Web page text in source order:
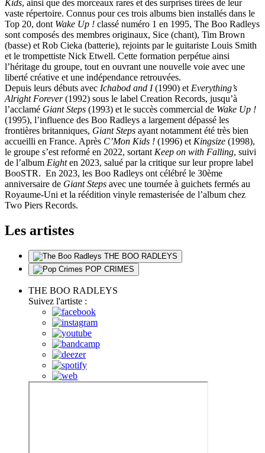
Kids, ainsi que des morceaux rares et des surprises tirées de leur
vaste répertoire. Connus pour ces trois albums bien installés dans le
Top 20, dont Wake Up ! classé numéro 1 en 1995, The Boo Radleys
sont composés des membres originaux, Sice (chant), Tim Brown
(basse) et Rob Cieka (batterie), rejoints par le guitariste Louis Smith
et le trompettiste Nick Etwell. Cette formation perpétue ainsi
l’héritage du groupe, tout en ouvrant une nouvelle voie avec une
liberté créative et une indépendance retrouvées.
Depuis leurs débuts avec Ichabod and I(1990) et Everything’s
Alright Forever(1992) sous le label Creation Records, jusqu’à
l’acclamé Giant Steps (1993) et le succès commercial de Wake Up !
(1995), l’influence des Boo Radleys a largement dépassé les
frontières britanniques, Giant Steps ayant notamment été très bien
accueilli en France. Après C’Mon Kids ! (1996) et Kingsize (1998),
le groupe s’est reformé en 2022, sortant Keep on with Falling, suivi
de l’album Eighten 2023, salué par la critique sur leur propre label
BooSTR. En 2023, les Boo Radleys ont célébré le 30ème
anniversaire de Giant Steps avec une tournée à guichets fermés au
Royaume-Uni et la réédition vinyle remasterisée de l’album chez
Two Piers Records.
Les artistes
THE BOO RADLEYS
POP CRIMES
THE BOO RADLEYS
Suivez l'artiste :